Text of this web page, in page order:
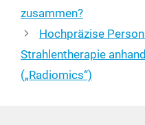
zusammen?
Hochpräzise
Strahlentherapie
(„Radiomics“)